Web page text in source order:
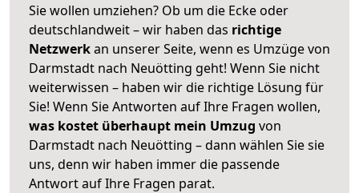
Sie wollen umziehen? Ob um die Ecke oder
deutschlandweit – wir haben das richtige
Netzwerkan unserer Seite, wenn es Umzüge von
Darmstadt nach Neuötting geht! Wenn Sie nicht
weiterwissen – haben wir die richtige Lösung für
Sie! Wenn Sie Antworten auf Ihre Fragen wollen,
was kostet überhaupt mein Umzug von
Darmstadt nach Neuötting – dann wählen Sie sie
uns, denn wir haben immer die passende
Antwort auf Ihre Fragen parat.